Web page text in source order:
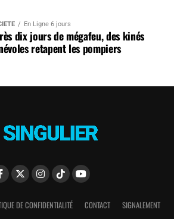
En Ligne 6 jours
dix jours de mégafeu, des kinés
retapent les pompiers
DE CONFIDENTIALITÉ CONTACT SIGNALEMENT